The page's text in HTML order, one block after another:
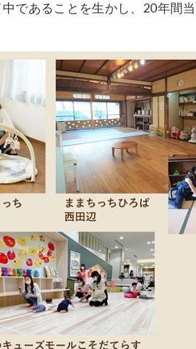
であることを生かし、20年間